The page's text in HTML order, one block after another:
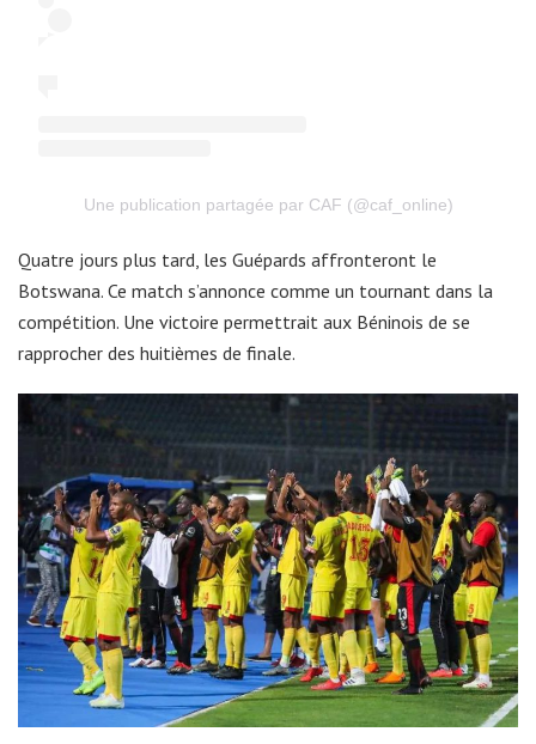
Une publication partagée par CAF (@caf_online)
Quatre jours plus tard, les Guépards affronteront le
Botswana. Ce match s’annonce comme un tournant dans la
compétition. Une victoire permettrait aux Béninois de se
rapprocher des huitièmes de finale.